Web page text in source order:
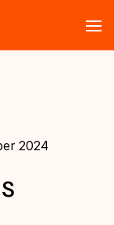
2024